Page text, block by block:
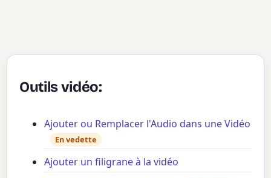
Outils vidéo:
Ajouter ou Remplacer l'Audio dans une Vidéo
En vedette
Ajouter un filigrane à la vidéo